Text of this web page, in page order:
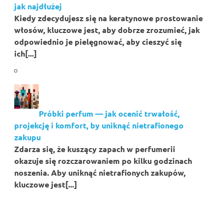
jak najdłużej
Kiedy zdecydujesz się na keratynowe prostowanie
włosów, kluczowe jest, aby dobrze zrozumieć, jak
odpowiednio je pielęgnować, aby cieszyć się
ich[...]
Próbki perfum — jak ocenić trwałość,
projekcję i komfort, by uniknąć nietrafionego
zakupu
Zdarza się, że kuszący zapach w perfumerii
okazuje się rozczarowaniem po kilku godzinach
noszenia. Aby uniknąć nietrafionych zakupów,
kluczowe jest[...]